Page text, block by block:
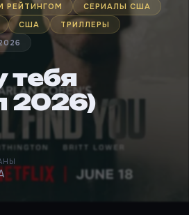
РЕЙТИНГОМ
СЕРИАЛЫ США
США
ТРИЛЛЕРЫ
тебя
2026)